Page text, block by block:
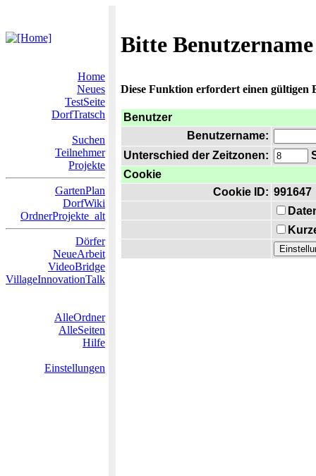
Bitte
Home
Neues
TestSeite
DorfTratsch
Suchen
Teilnehmer
Projekte
GartenPlan
DorfWiki
OrdnerProjekte_alt
Dörfer
NeueArbeit
VideoBridge
VillageInnovationTalk
AlleOrdner
AlleSeiten
Hilfe
Einstellungen
Diese Funktion erfordert einen gültigen
Benutzer
Benutzername:
Unterschied der Zeitzonen:
Cookie
Cookie ID: 991647